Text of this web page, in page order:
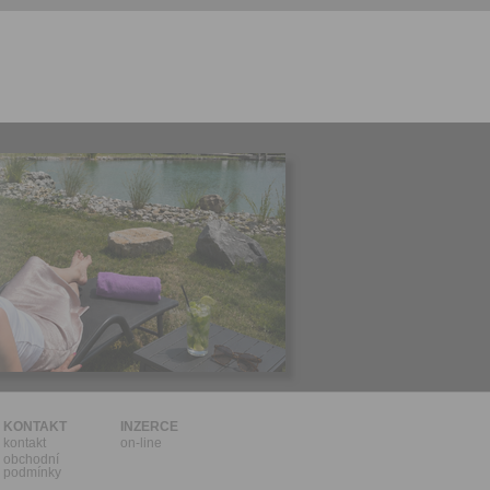
KONTAKT
kontakt
obchodní
podmínky
INZERCE
on-line
sdělení
v Praze.
let, nebo
pro tento
starší 16
s